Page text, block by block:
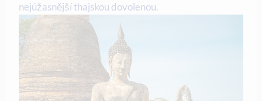
nejúžasnější thajskou dovolenou.